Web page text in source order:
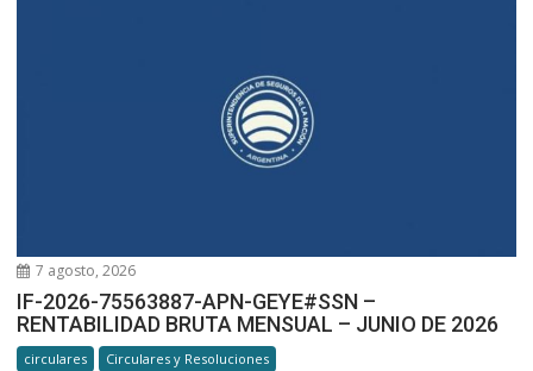
7 agosto, 2026
IF-2026-75563887-APN-GEYE#SSN –
RENTABILIDAD BRUTA MENSUAL – JUNIO DE 2026
circulares Circulares y Resoluciones